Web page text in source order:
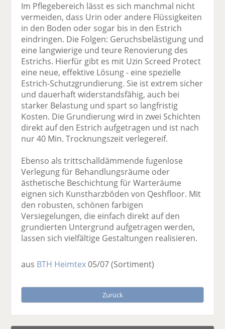
Im Pflegebereich lässt es sich manchmal nicht
vermeiden, dass Urin oder andere Flüssigkeiten
in den Boden oder sogar bis in den Estrich
eindringen. Die Folgen: Geruchsbelästigung und
eine langwierige und teure Renovierung des
Estrichs. Hierfür gibt es mit Uzin Screed Protect
eine neue, effektive Lösung - eine spezielle
Estrich-Schutzgrundierung. Sie ist extrem sicher
und dauerhaft widerstandsfähig, auch bei
starker Belastung und spart so langfristig
Kosten. Die Grundierung wird in zwei Schichten
direkt auf den Estrich aufgetragen und ist nach
nur 40 Min. Trocknungszeit verlegereif.
Ebenso als trittschalldämmende fugenlose
Verlegung für Behandlungsräume oder
ästhetische Beschichtung für Warteräume
eignen sich Kunstharzböden von Qeshfloor. Mit
den robusten, schönen farbigen
Versiegelungen, die einfach direkt auf den
grundierten Untergrund aufgetragen werden,
lassen sich vielfältige Gestaltungen realisieren.
aus BTH Heimtex05/07(Sortiment)
Zurück